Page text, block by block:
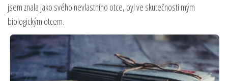
jsem znala jako svého nevlastního otce, byl ve skutečnosti mým
biologickým otcem.